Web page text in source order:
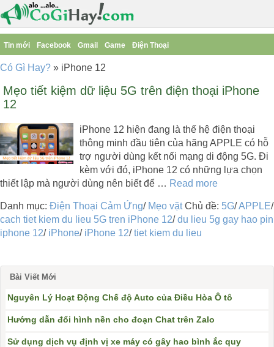
Tin mới Facebook Gmail Game Điện Thoại
Có Gì Hay? » iPhone 12
Mẹo tiết kiệm dữ liệu 5G trên điện thoại iPhone
12
iPhone 12 hiện đang là thế hệ điện thoại
thông minh đầu tiên của hãng APPLE có hỗ
trợ người dùng kết nối mạng di động 5G. Đi
kèm với đó, iPhone 12 có những lựa chọn
thiết lập mà người dùng nên biết để … Read more
Danh mục: Điện Thoại Cảm Ứng/ Mẹo vặt Chủ đề: 5G/APPLE/
cach tiet kiem du lieu 5G tren iPhone 12/du lieu 5g gay hao pin
iphone 12/ iPhone/ iPhone 12/tiet kiem du lieu
Bài Viết Mới
Nguyên Lý Hoạt Động Chế độ Auto của Điều Hòa Ô tô
Hướng dẫn đổi hình nền cho đoạn Chat trên Zalo
Sử dụng dịch vụ định vị xe máy có gây hao bình ắc quy